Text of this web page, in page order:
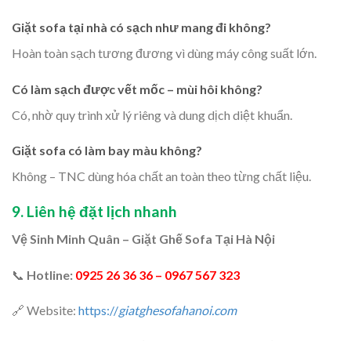
Giặt sofa tại nhà có sạch như mang đi không?
Hoàn toàn sạch tương đương vì dùng máy công suất lớn.
Có làm sạch được vết mốc – mùi hôi không?
Có, nhờ quy trình xử lý riêng và dung dịch diệt khuẩn.
Giặt sofa có làm bay màu không?
Không – TNC dùng hóa chất an toàn theo từng chất liệu.
9. Liên hệ đặt lịch nhanh
Vệ Sinh Minh Quân – Giặt Ghế Sofa Tại Hà Nội
📞 Hotline: 0925 26 36 36 – 0967 567 323
🔗 Website: https://giatghesofahanoi.com